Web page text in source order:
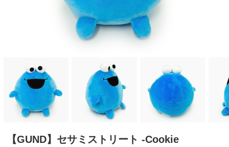
【GUND】セサミストリート -Cookie